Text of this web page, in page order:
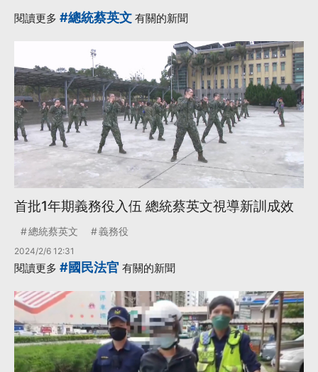
未來帳戶三讀通過
EMT·三讀通過·
修正草案·川普政府·
未來帳戶· 更多...
閱讀更多 #總統蔡英文 有關的新聞
首批1年期義務役入伍 總統蔡英文視導新訓成效
總統蔡英文 義務役
2024/2/6 12:31
閱讀更多 #國民法官 有關的新聞